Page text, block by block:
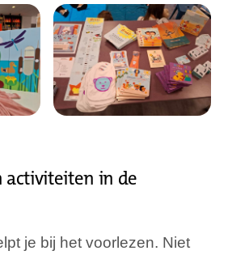
activiteiten in de
je bij het voorlezen. Niet